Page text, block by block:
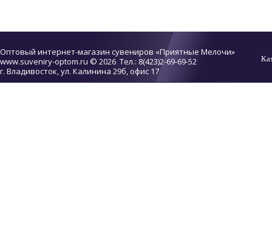
Оптовый интернет-магазин сувениров «Приятные Мелочи»
www.suveniry-optom.ru © 2026 Тел.: 8(423)2-69-69-52
г. Владивосток, ул. Калинина 29б, офис 17